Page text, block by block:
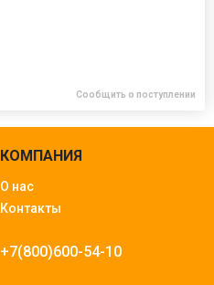
Сообщить о поступлении
КОМПАНИЯ
О нас
Контакты
+7(800)600-54-10